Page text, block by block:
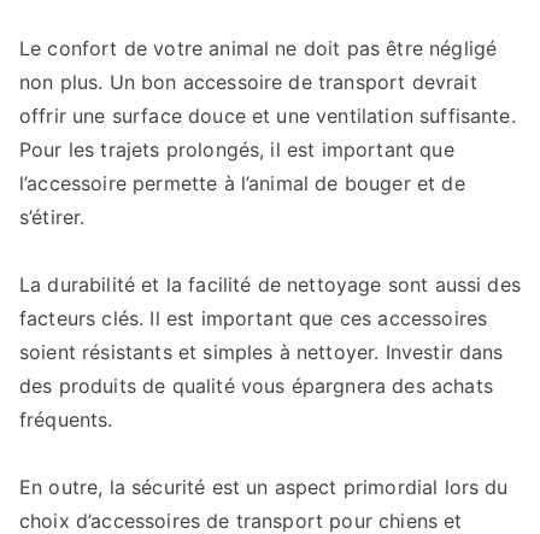
Le confort de votre animal ne doit pas être négligé
non plus. Un bon accessoire de transport devrait
offrir une surface douce et une ventilation suffisante.
Pour les trajets prolongés, il est important que
l’accessoire permette à l’animal de bouger et de
s’étirer.
La durabilité et la facilité de nettoyage sont aussi des
facteurs clés. Il est important que ces accessoires
soient résistants et simples à nettoyer. Investir dans
des produits de qualité vous épargnera des achats
fréquents.
En outre, la sécurité est un aspect primordial lors du
choix d’accessoires de transport pour chiens et